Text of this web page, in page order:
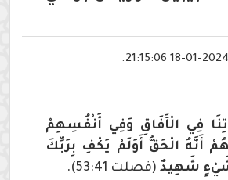
فِي الْآَفَاقِ وَفِي أَنْفُسِهِمْ
أَنَّهُ الْحَقُّ أَوَلَمْ يَكْفِ بِرَبِّكَ
شَيْءٍ شَهِيدٌ (فصلت 53:41).